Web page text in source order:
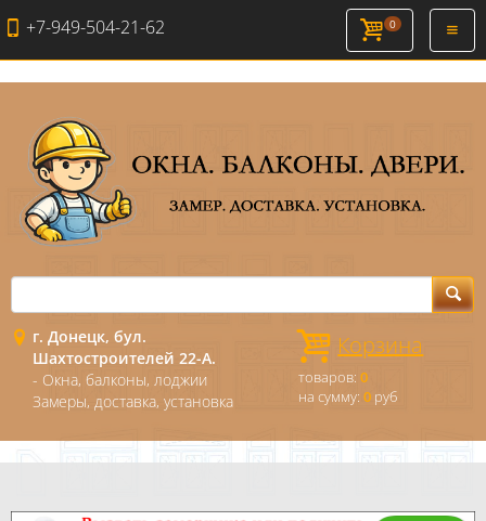
+7-949-504-21-62 0
г. Донецк, бул.
Шахтостроителей 22-А.
- Окна, балконы, лоджии
Замеры, доставка, установка
Корзина
товаров:0
на сумму:0 руб